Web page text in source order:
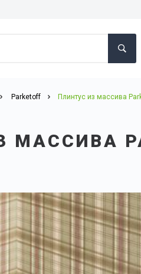
Parketoff Плинтус из массива